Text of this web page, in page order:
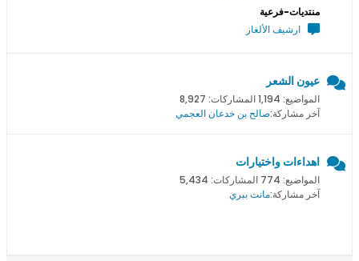
منتديات-فرعية
ارشيف الألغاز
عيون الشعر
المواضيع: 1,194 المشاركات: 8,927
آخر مشاركة:صالح بن خدعان العجمي
اهداءات واختيارات
المواضيع: 774 المشاركات: 5,434
آخر مشاركة:مانت ببري